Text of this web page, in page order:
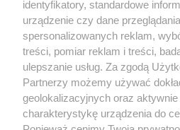
wykorzystanie utworów w całości lub w
bez właściwej zgody, jest zabronione pod
prawnie.
O nas
identyfikatory, standardowe
urządzenie czy dane
spersonalizowanych reklam,
treści, pomiar reklam i treści,
ulepszanie usług. Za zgodą
Partnerzy możemy używać
geolokalizacyjnych oraz
charakterystykę urządzenia do